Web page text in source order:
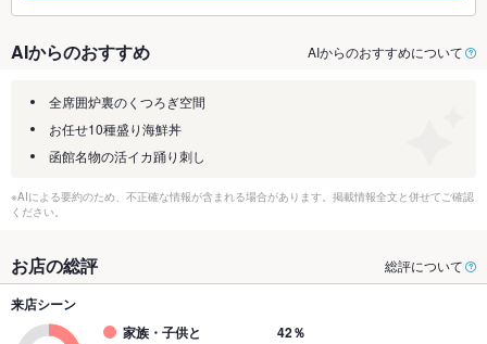
AIからのおすすめ AIからのおすすめについて
全席囲炉裏のくつろぎ空間
お任せ10種盛り海鮮丼
函館名物の活イカ踊り刺し
※AIによる要約のため、不正確な情報が含まれる場合があります。掲載情報全文と併せてご確認
ください。
お店の総評 総評について
来店シーン
家族・子供と
42％